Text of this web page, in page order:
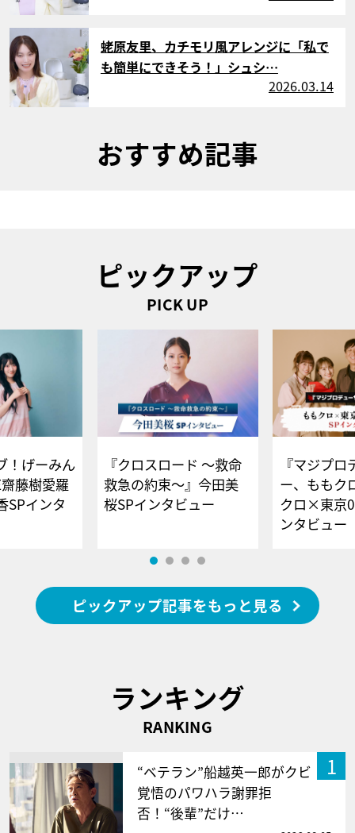
蛯原友里、カチモリ風アレンジに「私で
も簡単にできそう！」シュシ…
2026.03.14
おすすめ記事
ピックアップ
PICK UP
！げーみん
藤樹愛羅
SPインタ
『クロスロード ～救命
救急の約束～』今田美
桜SPインタビュー
『マジプロ
ー、ももク
クロ×東京
ンタビュー
ピックアップ記事をもっと見る
ランキング
RANKING
1
“ベテラン”船越英一郎がクビ
覚悟のパワハラ謝罪拒
否！“後輩”だけ…